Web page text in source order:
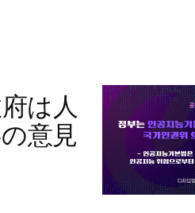
は人
意見